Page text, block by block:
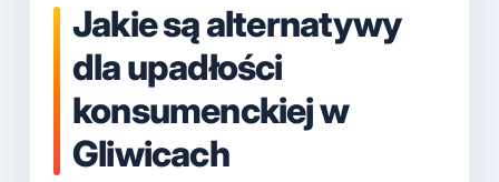
Jakie są alternatywy
dla upadłości
konsumenckiej w
Gliwicach